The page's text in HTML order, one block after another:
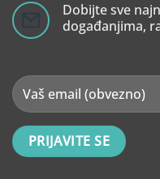
Dobijte sve
događanjima,